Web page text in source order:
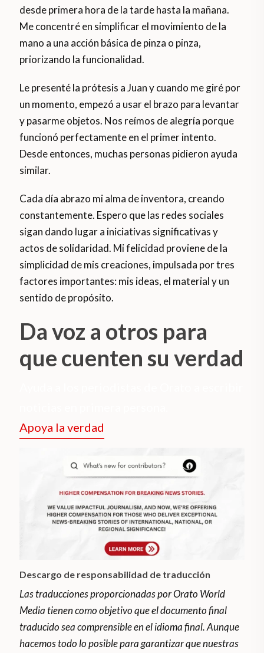
desde primera hora de la tarde hasta la mañana.
Me concentré en simplificar el movimiento de la
mano a una acción básica de pinza o pinza,
priorizando la funcionalidad.
Le presenté la prótesis a Juan y cuando me giré por
un momento, empezó a usar el brazo para levantar
y pasarme objetos. Nos reímos de alegría porque
funcionó perfectamente en el primer intento.
Desde entonces, muchas personas pidieron ayuda
similar.
Cada día abrazo mi alma de inventora, creando
constantemente. Espero que las redes sociales
sigan dando lugar a iniciativas significativas y
actos de solidaridad. Mi felicidad proviene de la
simplicidad de mis creaciones, impulsada por tres
factores importantes: mis ideas, el material y un
sentido de propósito.
Da voz a otros para
que cuenten su verdad
Apoya la verdad
Descargo de responsabilidad de traducción
Las traducciones proporcionadas por Orato World
Media tienen como objetivo que el documento final
traducido sea comprensible en el idioma final. Aunque
hacemos todo lo posible para garantizar que nuestras